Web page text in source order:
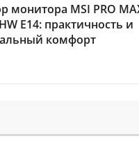
монитора MSI PRO
E14: практичность и
комфорт